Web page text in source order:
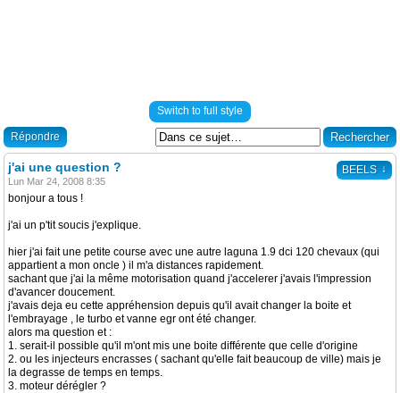
Switch to full style
Répondre
BEELS ↓
j'ai une question ?
Lun Mar 24, 2008 8:35
bonjour a tous !
j'ai un p'tit soucis j'explique.
hier j'ai fait une petite course avec une autre laguna 1.9 dci 120 chevaux (qui
appartient a mon oncle ) il m'a distances rapidement.
sachant que j'ai la même motorisation quand j'accelerer j'avais l'impression
d'avancer doucement.
j'avais deja eu cette appréhension depuis qu'il avait changer la boite et
l'embrayage , le turbo et vanne egr ont été changer.
alors ma question et :
1. serait-il possible qu'il m'ont mis une boite différente que celle d'origine
2. ou les injecteurs encrasses ( sachant qu'elle fait beaucoup de ville) mais je
la degrasse de temps en temps.
3. moteur dérégler ?